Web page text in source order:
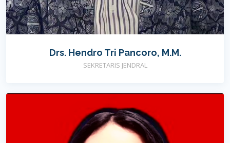
Drs. Hendro Tri Pancoro, M.M.
SEKRETARIS JENDRAL